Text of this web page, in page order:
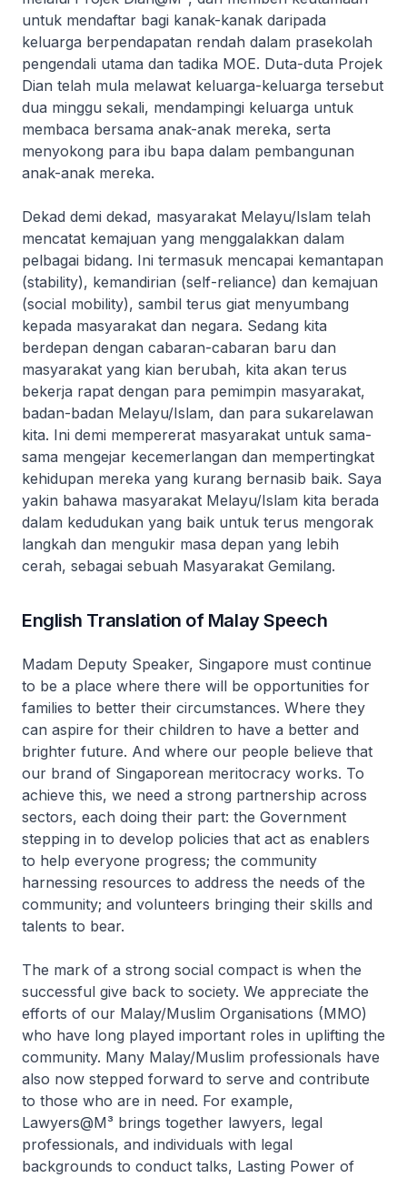
untuk mendaftar bagi kanak-kanak daripada
keluarga berpendapatan rendah dalam prasekolah
pengendali utama dan tadika MOE. Duta-duta Projek
Dian telah mula melawat keluarga-keluarga tersebut
dua minggu sekali, mendampingi keluarga untuk
membaca bersama anak-anak mereka, serta
menyokong para ibu bapa dalam pembangunan
anak-anak mereka.
Dekad demi dekad, masyarakat Melayu/Islam telah
mencatat kemajuan yang menggalakkan dalam
pelbagai bidang. Ini termasuk mencapai kemantapan
(stability), kemandirian (self-reliance) dan kemajuan
(social mobility), sambil terus giat menyumbang
kepada masyarakat dan negara. Sedang kita
berdepan dengan cabaran-cabaran baru dan
masyarakat yang kian berubah, kita akan terus
bekerja rapat dengan para pemimpin masyarakat,
badan-badan Melayu/Islam, dan para sukarelawan
kita. Ini demi mempererat masyarakat untuk sama-
sama mengejar kecemerlangan dan mempertingkat
kehidupan mereka yang kurang bernasib baik. Saya
yakin bahawa masyarakat Melayu/Islam kita berada
dalam kedudukan yang baik untuk terus mengorak
langkah dan mengukir masa depan yang lebih
cerah, sebagai sebuah Masyarakat Gemilang.
English Translation of Malay Speech
Madam Deputy Speaker, Singapore must continue
to be a place where there will be opportunities for
families to better their circumstances. Where they
can aspire for their children to have a better and
brighter future. And where our people believe that
our brand of Singaporean meritocracy works. To
achieve this, we need a strong partnership across
sectors, each doing their part: the Government
stepping in to develop policies that act as enablers
to help everyone progress; the community
harnessing resources to address the needs of the
community; and volunteers bringing their skills and
talents to bear.
The mark of a strong social compact is when the
successful give back to society. We appreciate the
efforts of our Malay/Muslim Organisations (MMO)
who have long played important roles in uplifting the
community. Many Malay/Muslim professionals have
also now stepped forward to serve and contribute
to those who are in need. For example,
Lawyers@M³ brings together lawyers, legal
professionals, and individuals with legal
backgrounds to conduct talks, Lasting Power of